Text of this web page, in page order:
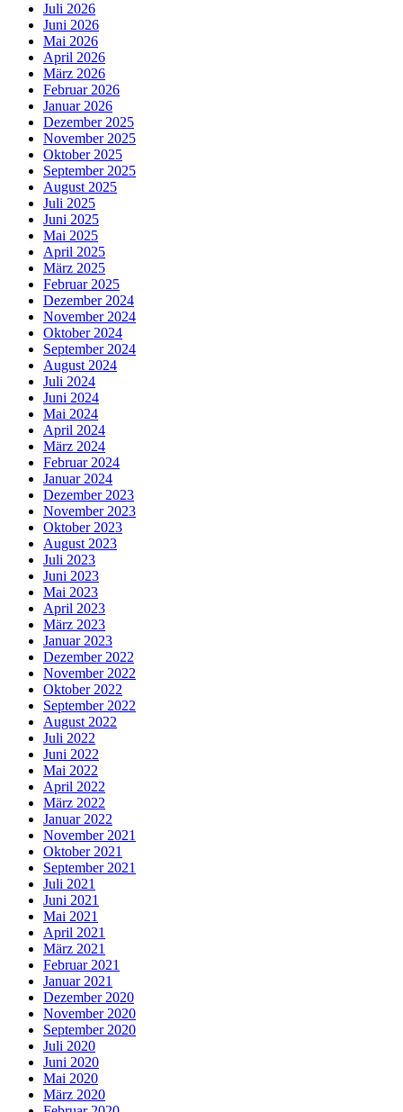
Juli 2026
Juni 2026
Mai 2026
April 2026
März 2026
Februar 2026
Januar 2026
Dezember 2025
November 2025
Oktober 2025
September 2025
August 2025
Juli 2025
Juni 2025
Mai 2025
April 2025
März 2025
Februar 2025
Dezember 2024
November 2024
Oktober 2024
September 2024
August 2024
Juli 2024
Juni 2024
Mai 2024
April 2024
März 2024
Februar 2024
Januar 2024
Dezember 2023
November 2023
Oktober 2023
August 2023
Juli 2023
Juni 2023
Mai 2023
April 2023
März 2023
Januar 2023
Dezember 2022
November 2022
Oktober 2022
September 2022
August 2022
Juli 2022
Juni 2022
Mai 2022
April 2022
März 2022
Januar 2022
November 2021
Oktober 2021
September 2021
Juli 2021
Juni 2021
Mai 2021
April 2021
März 2021
Februar 2021
Januar 2021
Dezember 2020
November 2020
September 2020
Juli 2020
Juni 2020
Mai 2020
März 2020